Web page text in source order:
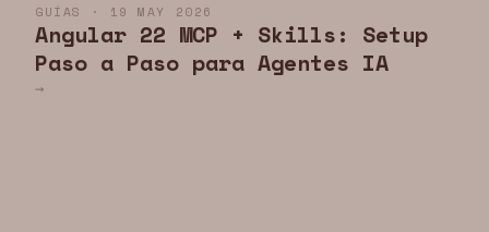
GUÍAS · 19 MAY 2026
Angular 22 MCP + Skills: Setup
Paso a Paso para Agentes IA
→